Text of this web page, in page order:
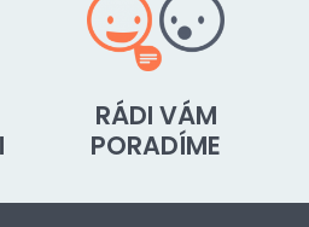
RÁDI VÁM
PORADÍME